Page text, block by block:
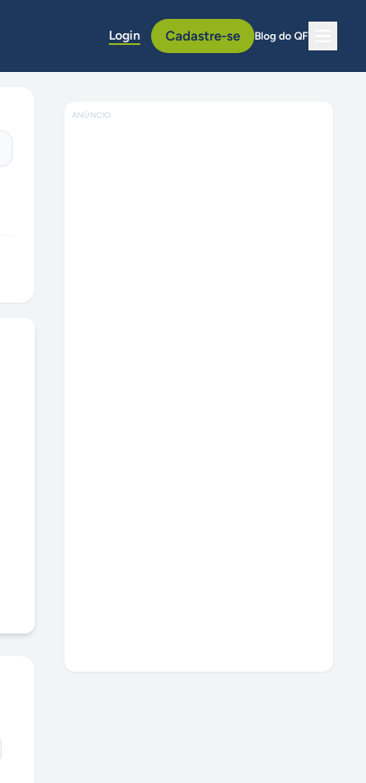
Login Cadastre-se Blog do QF
ANÚNCIO